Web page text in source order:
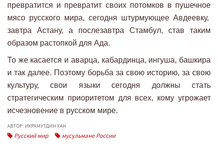
превратится и превратит своих потомков в пушечное
мясо русского мира, сегодня штурмующее Авдеевку,
завтра Астану, а послезавтра Стамбул, став таким
образом растопкой для Ада.
То же касается и аварца, кабардинца, ингуша, башкира
и так далее. Поэтому борьба за свою историю, за свою
культуру, свои языки сегодня должны стать
стратегическим приоритетом для всех, кому угрожает
исчезновение в русском мире.
АВТОР: ИКРАМУТДИН ХАН
Русский мир мусульмане России